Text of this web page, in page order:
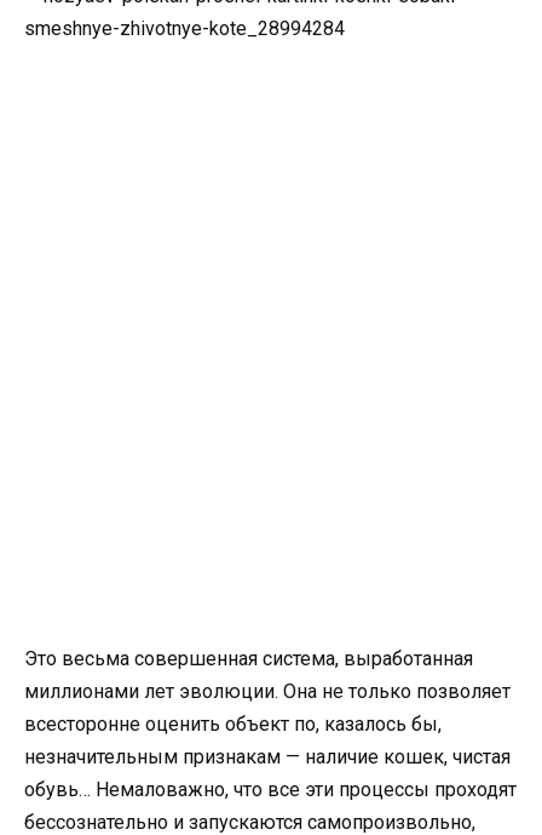
Это весьма совершенная система, выработанная
миллионами лет эволюции. Она не только позволяет
всесторонне оценить объект по, казалось бы,
незначительным признакам — наличие кошек, чистая
обувь… Немаловажно, что все эти процессы проходят
бессознательно и запускаются самопроизвольно,